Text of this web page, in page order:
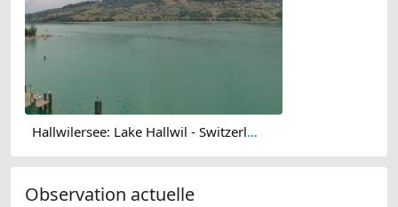
Hallwilersee: Lake Hallwil - Switzerland
Observation actuelle